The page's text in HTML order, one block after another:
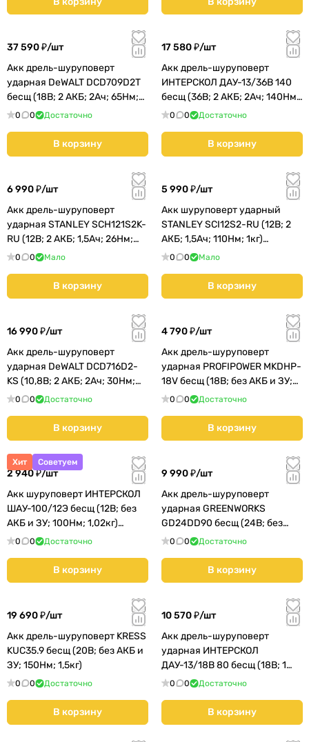
37 590 ₽/шт
Акк дрель-шуруповерт
ударная DeWALT DCD709D2T
бесщ (18В; 2 АКБ; 2Ач; 65Нм;
1,2кг)
0 0 Достаточно
В корзину
17 580 ₽/шт
Акк дрель-шуруповерт
ИНТЕРСКОЛ ДАУ-13/36В 140
бесщ (36В; 2 АКБ; 2Ач; 140Нм;
кейс) (852.2.2.70)
0 0 Достаточно
В корзину
6 990 ₽/шт
Акк дрель-шуруповерт
ударная STANLEY SCH121S2K-
RU (12В; 2 АКБ; 1,5Ач; 26Нм;
1,1кг)
0 0 Мало
В корзину
5 990 ₽/шт
Акк шуруповерт ударный
STANLEY SCI12S2-RU (12В; 2
АКБ; 1,5Ач; 110Нм; 1кг)
(SCI121S2K-RU)
0 0 Мало
В корзину
16 990 ₽/шт
Акк дрель-шуруповерт
ударная DeWALT DCD716D2-
KS (10,8В; 2 АКБ; 2Ач; 30Нм;
1,65кг)
0 0 Достаточно
В корзину
4 790 ₽/шт
Акк дрель-шуруповерт
ударная PROFIPOWER MKDHP-
18V бесщ (18В; без АКБ и ЗУ;
80Нм; 1,8кг) (E0162)
0 0 Достаточно
В корзину
Хит Советуем
2 940 ₽/шт
Акк шуруповерт ИНТЕРСКОЛ
ШАУ-100/12Э бесщ (12В; без
АКБ и ЗУ; 100Нм; 1,02кг)
(808.0.0.70)
0 0 Достаточно
В корзину
9 990 ₽/шт
Акк дрель-шуруповерт
ударная GREENWORKS
GD24DD90 бесщ (24В; без
АКБ и ЗУ; 90Нм; 1,54кг)
0 0 Достаточно
В корзину
19 690 ₽/шт
Акк дрель-шуруповерт KRESS
KUC35.9 бесщ (20В; без АКБ и
ЗУ; 150Нм; 1,5кг)
0 0 Достаточно
В корзину
10 570 ₽/шт
Акк дрель-шуруповерт
ударная ИНТЕРСКОЛ
ДАУ-13/18В 80 бесщ (18В; 1
АКБ; 4Ач; 80Нм; кейс)
0 0 Достаточно
В корзину